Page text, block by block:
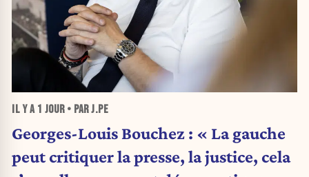
IL Y A 1 JOUR• PAR J.PE
Georges-Louis Bouchez : « La gauche
peut critiquer la presse, la justice, cela